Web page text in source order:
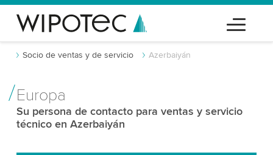
Socio de ventas y de servicio Azerbaiyán
Europa
Su persona de contacto para ventas y servicio
técnico en Azerbaiyán